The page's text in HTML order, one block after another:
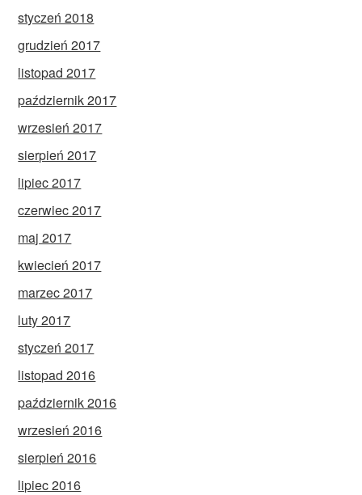
styczeń 2018
grudzień 2017
listopad 2017
październik 2017
wrzesień 2017
sierpień 2017
lipiec 2017
czerwiec 2017
maj 2017
kwiecień 2017
marzec 2017
luty 2017
styczeń 2017
listopad 2016
październik 2016
wrzesień 2016
sierpień 2016
lipiec 2016